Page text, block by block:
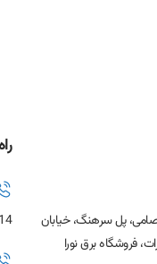
پل سرهنگ، خیابان
فروشگاه برق نورا